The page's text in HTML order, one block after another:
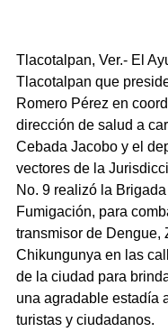
Tlacotalpan, Ver.- El
Tlacotalpan que
Romero Pérez en
dirección de salud a
Cebada Jacobo y el
vectores de la
No. 9 realizó la
Fumigación, para
transmisor de Dengue,
Chikungunya en las
de la ciudad para
una agradable estadía
turistas y ciudadanos.